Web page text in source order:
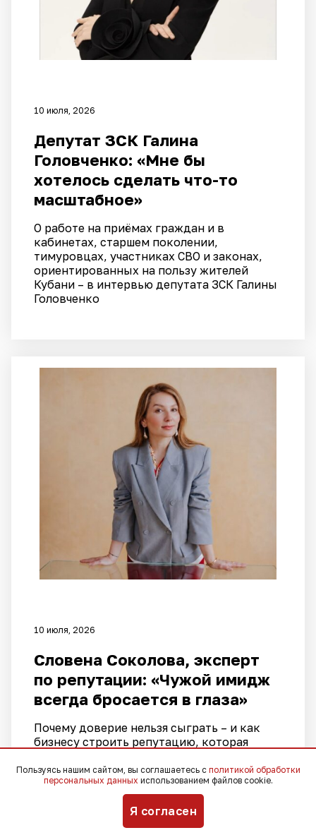
10 июля, 2026
Депутат ЗСК Галина
Головченко: «Мне бы
хотелось сделать что-то
масштабное»
О работе на приёмах граждан и в
кабинетах, старшем поколении,
тимуровцах, участниках СВО и законах,
ориентированных на пользу жителей
Кубани – в интервью депутата ЗСК Галины
Головченко
10 июля, 2026
Словена Соколова, эксперт
по репутации: «Чужой имидж
всегда бросается в глаза»
Почему доверие нельзя сыграть – и как
бизнесу строить репутацию, которая
Пользуясь нашим сайтом, вы соглашаетесь с политикой обработки
персональных данных использованием файлов cookie.
Я согласен